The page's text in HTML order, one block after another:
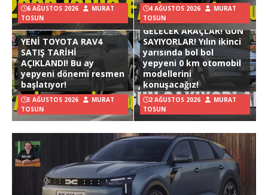
6 AĞUSTOS 2026
MURAT
TOSUN
4 AĞUSTOS 2026
MURAT
TOSUN
YENİ TOYOTA RAV4
SATIŞ TARİHİ
AÇIKLANDI! Bu ay
yepyeni dönemi resmen
başlatıyor!
3 AĞUSTOS 2026
MURAT
TOSUN
GELECEK ARAÇLAR! GÜN
SAYIYORLAR! Yılın ikinci
yarısında bol bol
yepyeni 0 km otomobil
modellerini
konuşacağız!
2 AĞUSTOS 2026
MURAT
TOSUN